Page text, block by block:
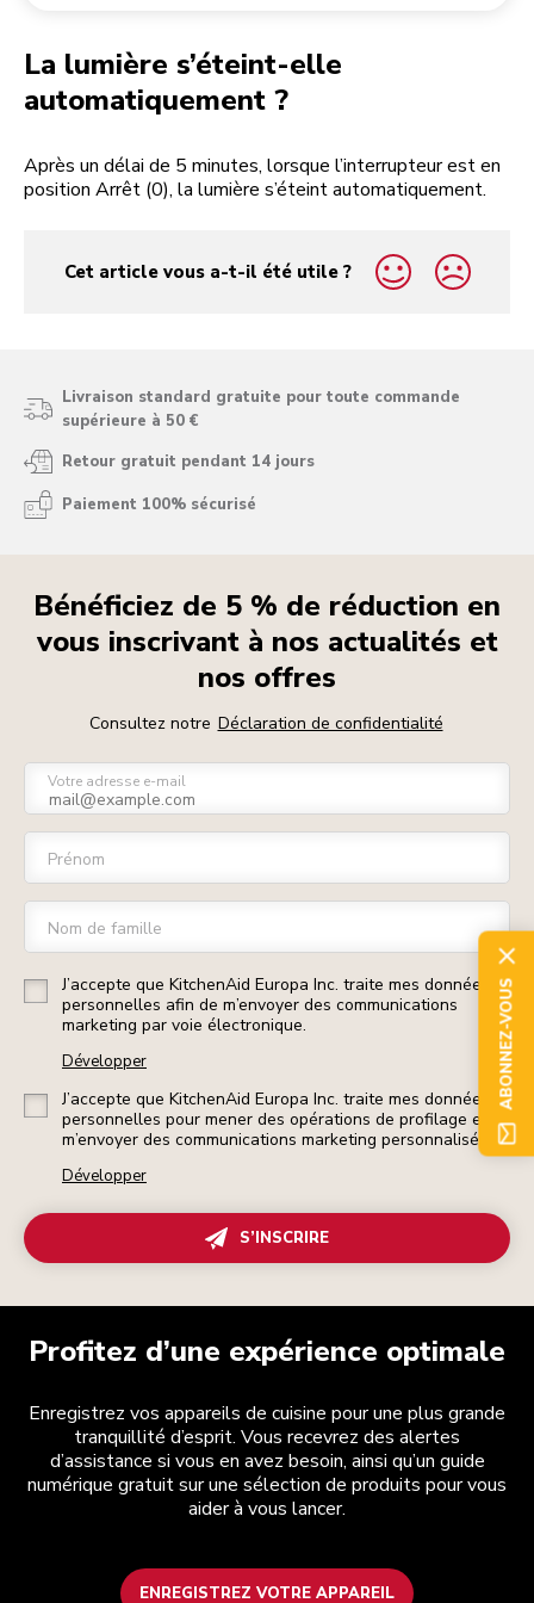
La lumière s’éteint-elle
automatiquement ?
Après un délai de 5 minutes, lorsque l’interrupteur est en
position Arrêt (0), la lumière s’éteint automatiquement.
Cet article vous a-t-il été utile ?
yes
no
Livraison standard gratuite pour toute commande
supérieure à 50 €
Retour gratuit pendant 14 jours
Paiement 100% sécurisé
Bénéficiez de 5 % de réduction en
vous inscrivant à nos actualités et
nos offres
Consultez notre Déclaration de confidentialité
Votre adresse e-mail
Prénom
Nom de famille
J’accepte que KitchenAid Europa Inc. traite mes données
personnelles afin de m’envoyer des communications
marketing par voie électronique.
Développer
J’accepte que KitchenAid Europa Inc. traite mes données
personnelles pour mener des opérations de profilage et
m’envoyer des communications marketing personnalisées.
Développer
S’INSCRIRE
Profitez d’une expérience optimale
Enregistrez vos appareils de cuisine pour une plus grande
tranquillité d’esprit. Vous recevrez des alertes
d’assistance si vous en avez besoin, ainsi qu’un guide
numérique gratuit sur une sélection de produits pour vous
aider à vous lancer.
ENREGISTREZ VOTRE APPAREIL
ABONNEZ-VOUS